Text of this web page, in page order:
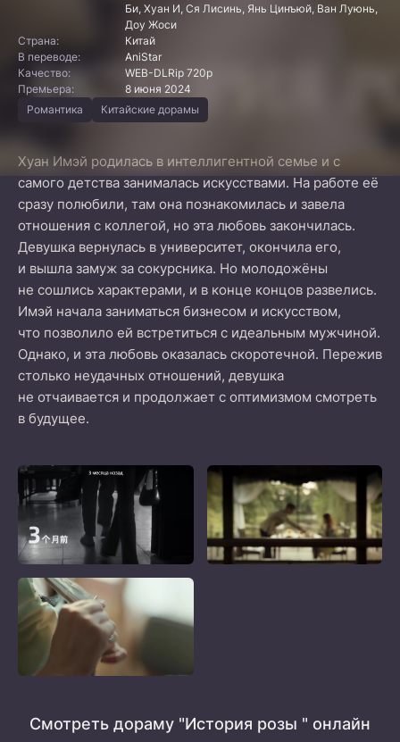
Би, Хуан И, Ся Лисинь, Янь Цинъюй, Ван Луюнь,
Доу Жоси
Страна:
Китай
В переводе:
AniStar
Качество:
WEB-DLRip 720p
Премьера:
8 июня 2024
Романтика
Китайские дорамы
Хуан Имэй родилась в интеллигентной семье и с
самого детства занималась искусствами. На работе её
сразу полюбили, там она познакомилась и завела
отношения с коллегой, но эта любовь закончилась.
Девушка вернулась в университет, окончила его,
и вышла замуж за сокурсника. Но молодожёны
не сошлись характерами, и в конце концов развелись.
Имэй начала заниматься бизнесом и искусством,
что позволило ей встретиться с идеальным мужчиной.
Однако, и эта любовь оказалась скоротечной. Пережив
столько неудачных отношений, девушка
не отчаивается и продолжает с оптимизмом смотреть
в будущее.
Смотреть дораму "История розы " онлайн